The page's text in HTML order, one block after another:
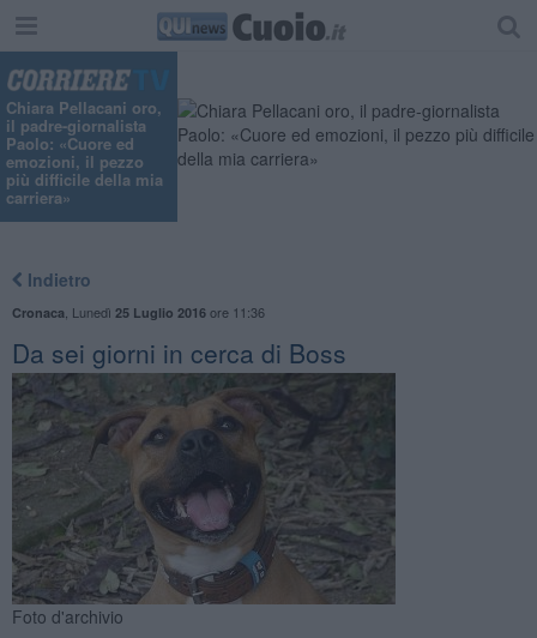
Chiara Pellacani oro,
il padre-giornalista
Paolo: «Cuore ed
emozioni, il pezzo
più difficile della mia
carriera»
Indietro
Cronaca Lunedì 25 Luglio 2016ore 11:36
Da sei giorni in cerca di Boss
Foto d'archivio